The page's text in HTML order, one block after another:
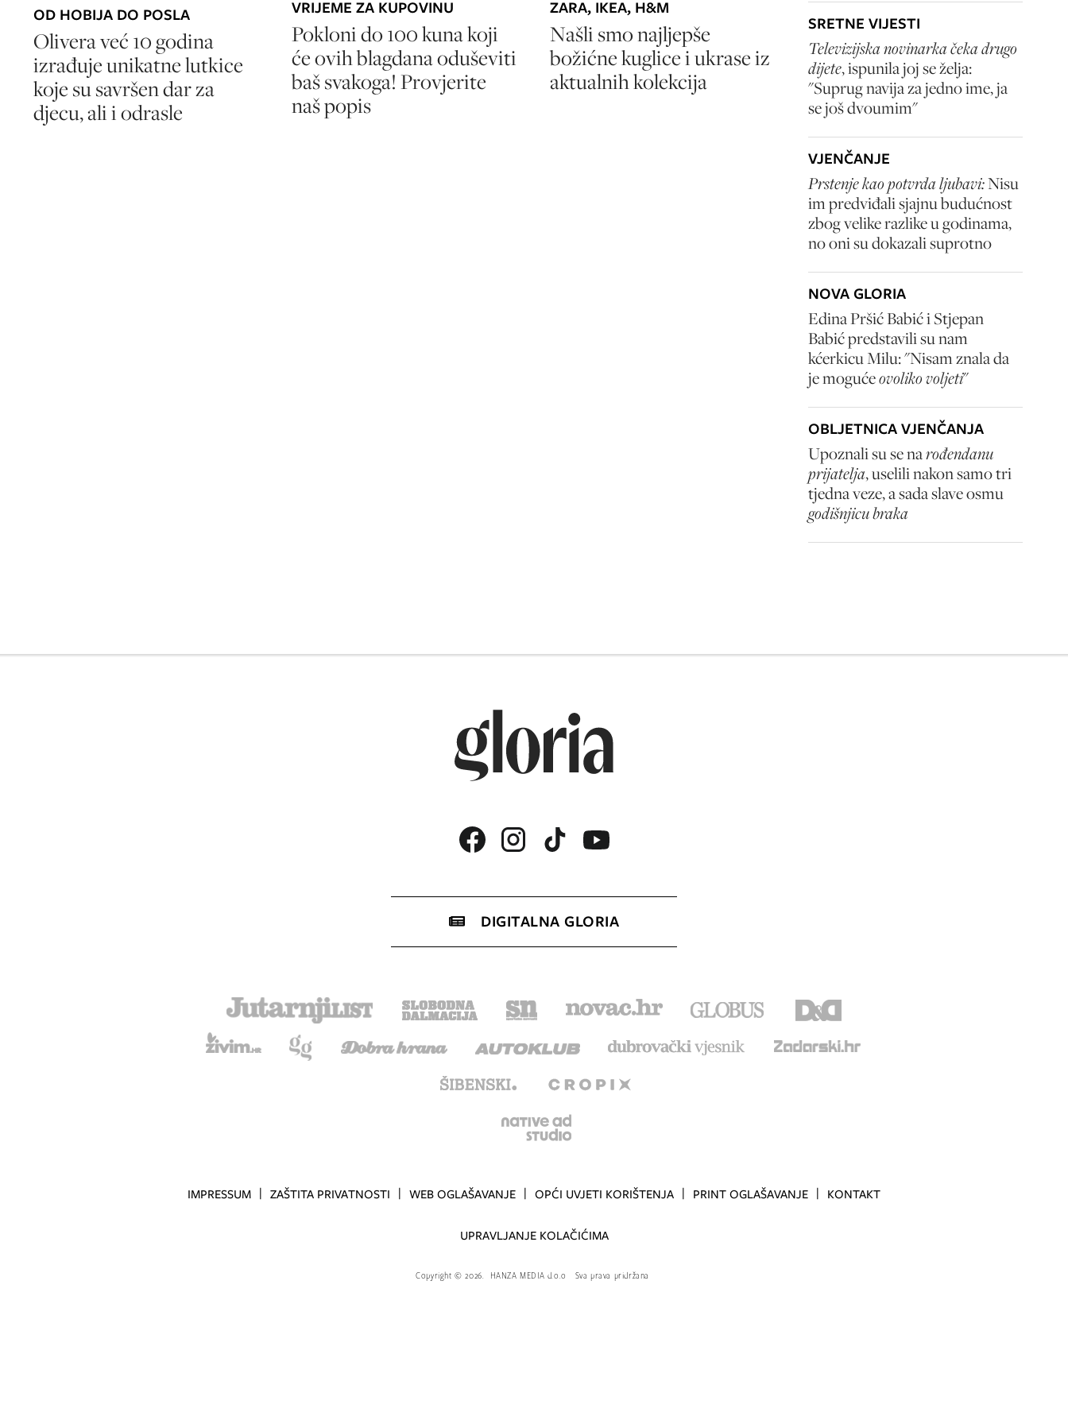
OD HOBIJA DO POSLA
Olivera već 10 godina
izrađuje unikatne lutkice
koje su savršen dar za
djecu, ali i odrasle
VRIJEME ZA KUPOVINU
Pokloni do 100 kuna koji
će ovih blagdana oduševiti
baš svakoga! Provjerite
naš popis
ZARA, IKEA, H&M
Našli smo najljepše
božićne kuglice i ukrase iz
aktualnih kolekcija
SRETNE VIJESTI
Televizijska novinarka čeka drugo
dijete, ispunila joj se želja:
"Suprug navija za jedno ime, ja
se još dvoumim"
VJENČANJE
Prstenje kao potvrda ljubavi:Nisu
im predviđali sjajnu budućnost
zbog velike razlike u godinama,
no oni su dokazali suprotno
NOVA GLORIA
Edina Pršić Babić i Stjepan
Babić predstavili su nam
kćerkicu Milu: "Nisam znala da
je mogućeovoliko voljeti"
OBLJETNICA VJENČANJA
Upoznali su se narođendanu
prijatelja, uselili nakon samo tri
tjedna veze, a sada slave osmu
godišnjicu braka
DIGITALNA GLORIA
IMPRESSUM ZAŠTITA PRIVATNOSTI WEB OGLAŠAVANJE OPĆI UVJETI KORIŠTENJA PRINT OGLAŠAVANJE KONTAKT
UPRAVLJANJE KOLAČIĆIMA
Copyright© 2026. HANZA MEDIA d.o.o Sva prava pridržana